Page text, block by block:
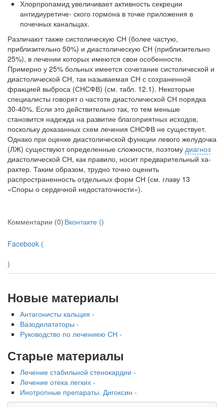
Хлорпропамид увеличивает активность секреции
антидиуретиче- ского гормона в точке приложения в
почечных канальцах.
Различают также систолическую СН (более частую,
приблизительно 50%) и диастолическую СН (приблизительно
25%), в лечении которых име­ются свои особенности.
Примерно у 25% больных имеется сочетание систо­лической и
диастолической СН, так называемая СН с сохраненной
фракцией выброса (СНСФВ) (см. табл. 12.1). Некоторые
специалисты говорят о частоте диастолической СН порядка
30-40%. Если это действительно так, то тем мень­ше
становится надежда на развитие благоприятных исходов,
поскольку дока­занных схем лечения СНСФВ не существует.
Однако при оценке диастоличе­ской функции левого желудочка
(ЛЖ) существуют определенные сложности, поэтому диагноз
диастолической СН, как правило, носит предварительный ха­
рактер. Таким образом, трудно точно оценить
распространенность отдельных форм СН (см. главу 13
«Споры о сердечной недостаточности»).
Комментарии (0) Вконтакте ()
Facebook (
)
Новые материалы
Антагонисты кальция -
Вазодилататоры -
Руководство по лечениею СН -
Старые материалы
Лечение стабильной стенокардии -
Лечение отека легких -
Инотропные препараты. Дигоксин -